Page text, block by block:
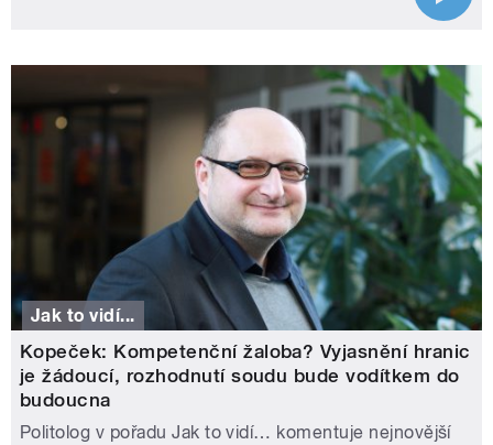
Jak to vidí...
Kopeček: Kompetenční žaloba? Vyjasnění hranic
je žádoucí, rozhodnutí soudu bude vodítkem do
budoucna
Politolog v pořadu Jak to vidí… komentuje nejnovější